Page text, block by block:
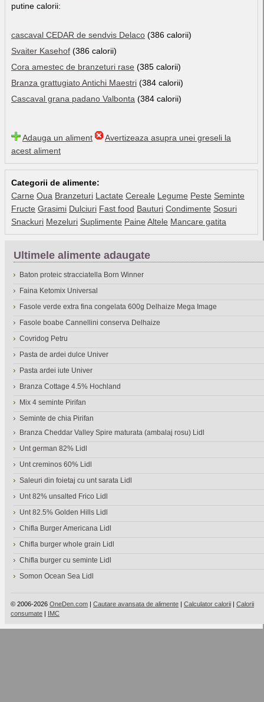
putine calorii:
cascaval CEDAR de sendvis Delaco (386 calorii)
Svaiter Kasehof (386 calorii)
Cora amestec de branzeturi rase (385 calorii)
Branza grattugiato Antichi Maestri (384 calorii)
Cascaval grana padano Valbonta (384 calorii)
Adauga un aliment
Avertizeaza asupra unei greseli la
acest aliment
Categorii de alimente:
Carne Oua Branzeturi Lactate Cereale Legume Peste Seminte
Fructe Grasimi Dulciuri Fast food Bauturi Condimente Sosuri
Snackuri Mezeluri Suplimente Paine Altele Mancare gatita
Ultimele alimente adaugate
Baton proteic stracciatella Born Winner
Faina Ketomix Universal
Fasole verde extra fina congelata 600g Delhaize Mega Image
Fasole boabe Cannellini conserva Delhaize
Covridog Petru
Pasta de ardei dulce Univer
Pasta ardei iute Univer
Branza Cottage 4.5% Hochland
Mix 4 seminte Pirifan
Seminte de chia Pirifan
Branza Cheddar Valley Spire maturata (ambalaj rosu) Lidl
Unt german 82% Lidl
Unt creminos 60% Lidl
Saleuri din foietaj cu unt sarata Lidl
Unt 82% unsalted Frico Lidl
Unt 82.5% Golden Hills Lidl
Chifla Burger Americana Lidl
Chifla burger whole grain Lidl
Chifla burger cu seminte Lidl
Somon Ocean Sea Lidl
© 2006-2026 OneDen.com | Cautare avansata de alimente | Calculator calorii | Calorii
consumate | IMC